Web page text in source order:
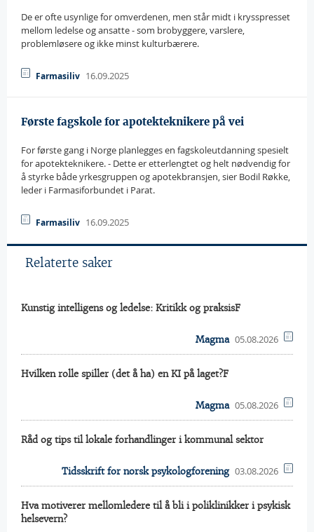
De er ofte usynlige for omverdenen, men står midt i krysspresset
mellom ledelse og ansatte - som brobyggere, varslere,
problemløsere og ikke minst kulturbærere.
Farmasiliv 16.09.2025
Første fagskole for apotekteknikere på vei
For første gang i Norge planlegges en fagskoleutdanning spesielt
for apotekteknikere. - Dette er etterlengtet og helt nødvendig for
å styrke både yrkesgruppen og apotekbransjen, sier Bodil Røkke,
leder i Farmasiforbundet i Parat.
Farmasiliv 16.09.2025
Relaterte saker
Kunstig intelligens og ledelse: Kritikk og praksisF
Magma 05.08.2026
Hvilken rolle spiller (det å ha) en KI på laget?F
Magma 05.08.2026
Råd og tips til lokale forhandlinger i kommunal sektor
Tidsskrift for norsk psykologforening 03.08.2026
Hva motiverer mellomledere til å bli i poliklinikker i psykisk
helsevern?